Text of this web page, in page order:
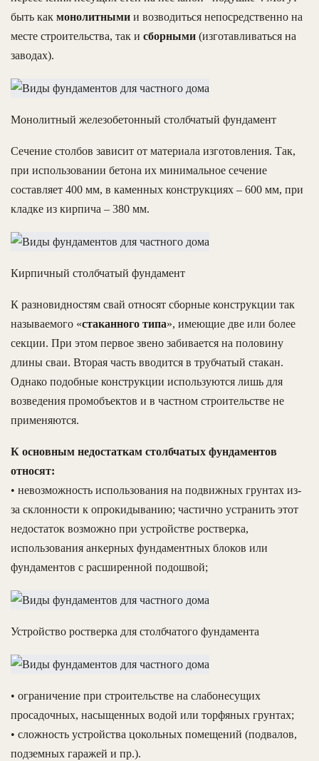
быть как монолитными и возводиться непосредственно на
месте строительства, так и сборными (изготавливаться на
заводах).
Монолитный железобетонный столбчатый фундамент
Сечение столбов зависит от материала изготовления. Так,
при использовании бетона их минимальное сечение
составляет 400 мм, в каменных конструкциях – 600 мм, при
кладке из кирпича – 380 мм.
Кирпичный столбчатый фундамент
К разновидностям свай относят сборные конструкции так
называемого «стаканного типа», имеющие две или более
секции. При этом первое звено забивается на половину
длины сваи. Вторая часть вводится в трубчатый стакан.
Однако подобные конструкции используются лишь для
возведения промобъектов и в частном строительстве не
применяются.
К основным недостаткам столбчатых фундаментов
относят:
• невозможность использования на подвижных грунтах из-
за склонности к опрокидыванию; частично устранить этот
недостаток возможно при устройстве ростверка,
использования анкерных фундаментных блоков или
фундаментов с расширенной подошвой;
Устройство ростверка для столбчатого фундамента
• ограничение при строительстве на слабонесущих
просадочных, насыщенных водой или торфяных грунтах;
• сложность устройства цокольных помещений (подвалов,
подземных гаражей и пр.).